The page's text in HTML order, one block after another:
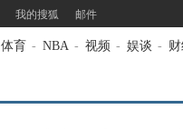
我的搜狐 邮件
体育 - NBA - 视频 - 娱谈 -